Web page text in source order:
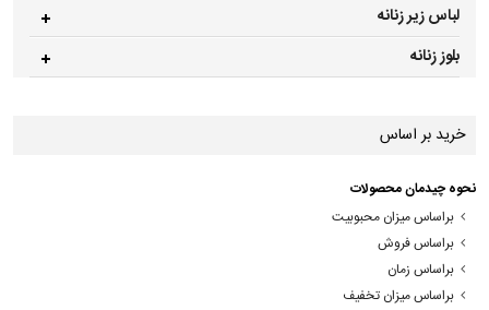
لباس زیر زنانه
بلوز زنانه
خرید بر اساس
نحوه چیدمان محصولات
براساس میزان محبوبیت
براساس فروش
براساس زمان
براساس میزان تخفیف